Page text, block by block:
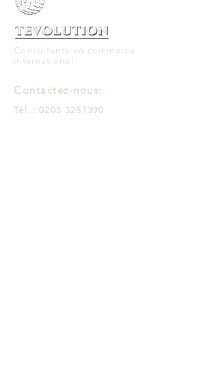
Consultants en commerce
international
Contactez-nous:
Tél. :0203 3251390